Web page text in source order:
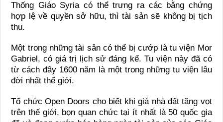
Thống Giáo Syria có thể trưng ra các bằng chứng
hợp lệ về quyền sở hữu, thì tài sản sẽ không bị tịch
thu.
Một trong những tài sản có thể bị cướp là tu viện Mor
Gabriel, có giá trị lịch sử đáng kể. Tu viện này đã có
từ cách đây 1600 năm là một trong những tu viện lâu
đời nhất thế giới.
Tổ chức Open Doors cho biết khi giá nhà đất tăng vọt
trên thế giới, bọn quan chức tại ít nhất là 50 quốc gia